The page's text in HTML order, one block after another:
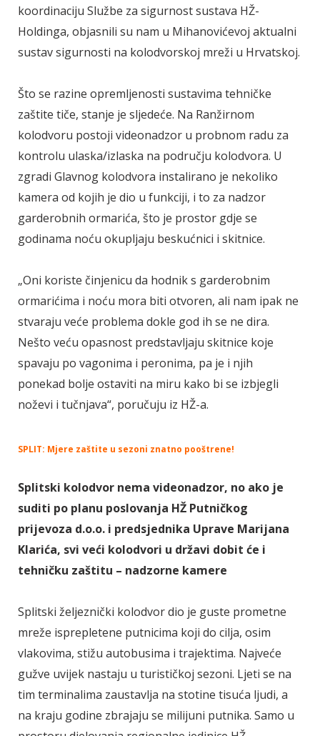
koordinaciju Službe za sigurnost sustava HŽ-
Holdinga, objasnili su nam u Mihanovićevoj aktualni
sustav sigurnosti na kolodvorskoj mreži u Hrvatskoj.
Što se razine opremljenosti sustavima tehničke
zaštite tiče, stanje je sljedeće. Na Ranžirnom
kolodvoru postoji videonadzor u probnom radu za
kontrolu ulaska/izlaska na području kolodvora. U
zgradi Glavnog kolodvora instalirano je nekoliko
kamera od kojih je dio u funkciji, i to za nadzor
garderobnih ormarića, što je prostor gdje se
godinama noću okupljaju beskućnici i skitnice.
„Oni koriste činjenicu da hodnik s garderobnim
ormarićima i noću mora biti otvoren, ali nam ipak ne
stvaraju veće problema dokle god ih se ne dira.
Nešto veću opasnost predstavljaju skitnice koje
spavaju po vagonima i peronima, pa je i njih
ponekad bolje ostaviti na miru kako bi se izbjegli
noževi i tučnjava“, poručuju iz HŽ-a.
SPLIT: Mjere zaštite u sezoni znatno pooštrene!
Splitski kolodvor nema videonadzor, no ako je
suditi po planu poslovanja HŽ Putničkog
prijevoza d.o.o. i predsjednika Uprave Marijana
Klarića, svi veći kolodvori u državi dobit će i
tehničku zaštitu – nadzorne kamere
Splitski željeznički kolodvor dio je guste prometne
mreže isprepletene putnicima koji do cilja, osim
vlakovima, stižu autobusima i trajektima. Najveće
gužve uvijek nastaju u turističkoj sezoni. Ljeti se na
tim terminalima zaustavlja na stotine tisuća ljudi, a
na kraju godine zbrajaju se milijuni putnika. Samo u